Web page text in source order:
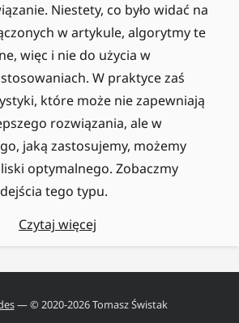
Niestety, co było widać na
w artykule, algorytmy te
więc i nie do użycia w
W praktyce zaś
które może nie zapewniają
rozwiązania, ale w
jaką zastosujemy, możemy
optymalnego. Zobaczmy
tego typu.
Czytaj więcej
— © 2020-2026Tomasz Świstak